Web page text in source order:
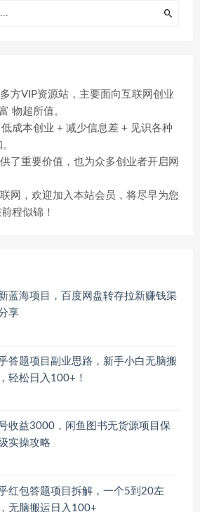
方VIP资源站，主要面向互联网创业
物超所值。
成本创业 + 减少信息差 + 见识各种
了重要价值，也为众多创业者开启网
网，欢迎加入本站会员，将尽早为您
程似锦！
蓝海项目，百度网盘转存拉新赚钱渠
享
答题项目副业思路，新手小白无脑搬
轻松日入100+！
收益3000，闲鱼图书无货源项目保
实操攻略
红包答题项目拆解，一个5到20左
无脑搬运日入100+